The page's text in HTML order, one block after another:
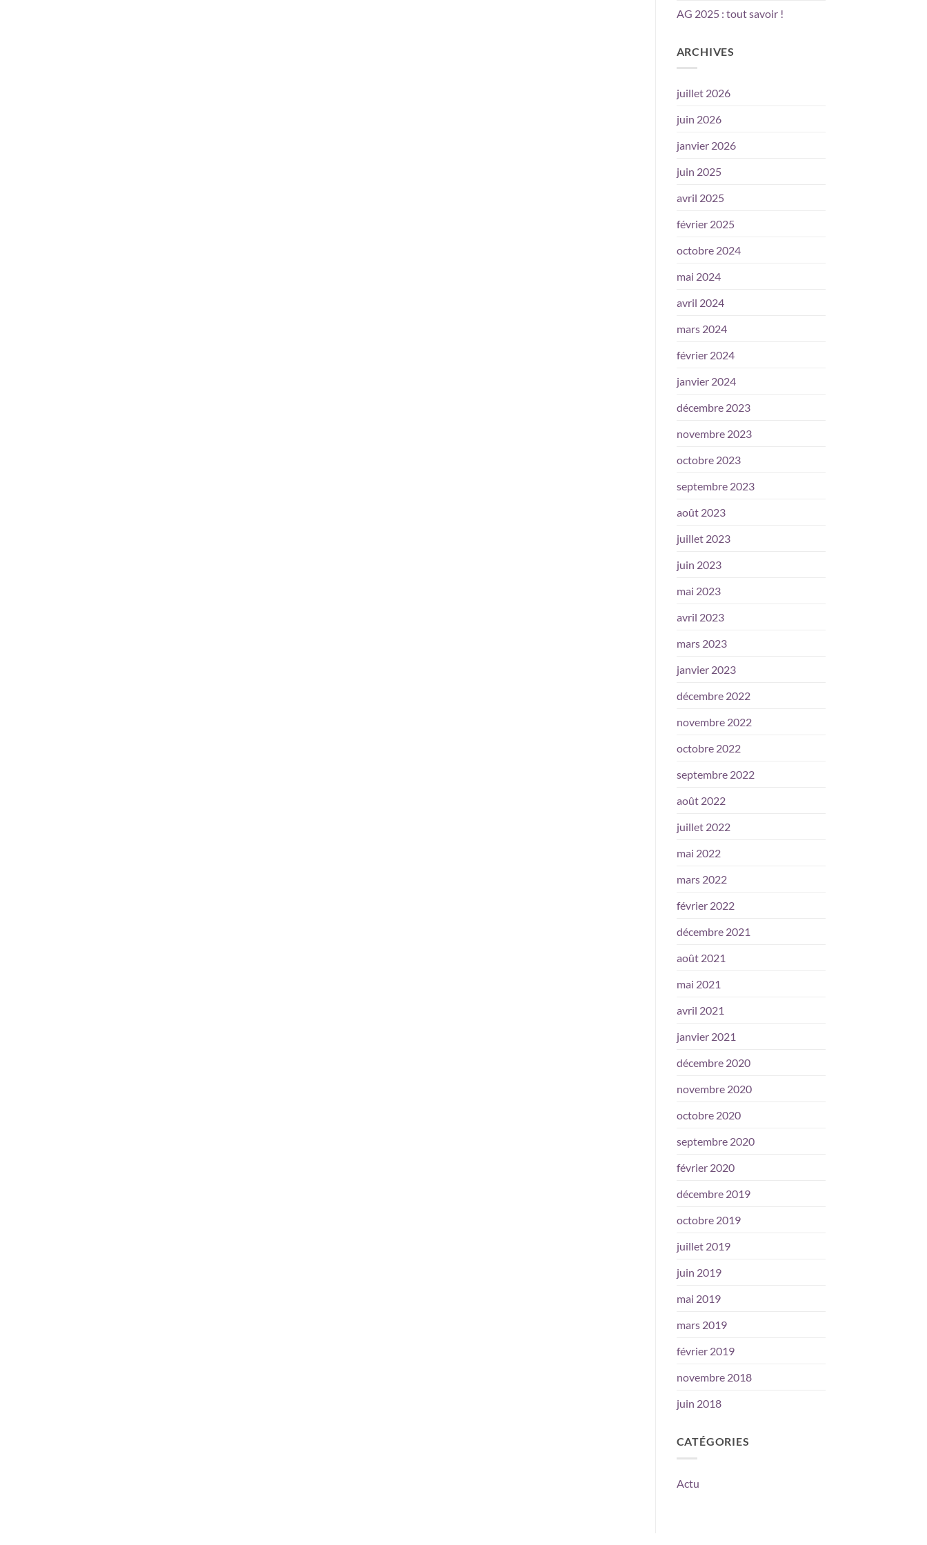
AG 2025 : tout savoir !
ARCHIVES
juillet 2026
juin 2026
janvier 2026
juin 2025
avril 2025
février 2025
octobre 2024
mai 2024
avril 2024
mars 2024
février 2024
janvier 2024
décembre 2023
novembre 2023
octobre 2023
septembre 2023
août 2023
juillet 2023
juin 2023
mai 2023
avril 2023
mars 2023
janvier 2023
décembre 2022
novembre 2022
octobre 2022
septembre 2022
août 2022
juillet 2022
mai 2022
mars 2022
février 2022
décembre 2021
août 2021
mai 2021
avril 2021
janvier 2021
décembre 2020
novembre 2020
octobre 2020
septembre 2020
février 2020
décembre 2019
octobre 2019
juillet 2019
juin 2019
mai 2019
mars 2019
février 2019
novembre 2018
juin 2018
CATÉGORIES
Actu